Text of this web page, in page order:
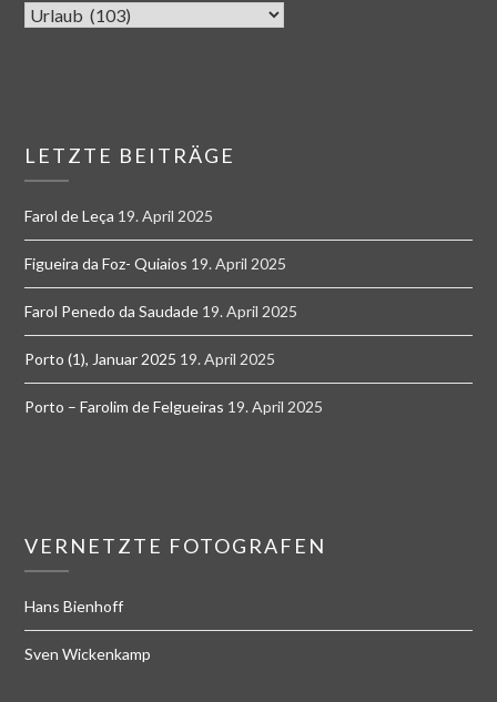
LETZTE BEITRÄGE
Farol de Leça 19. April 2025
Figueira da Foz- Quiaios 19. April 2025
Farol Penedo da Saudade 19. April 2025
Porto (1), Januar 2025 19. April 2025
Porto – Farolim de Felgueiras 19. April 2025
VERNETZTE FOTOGRAFEN
Hans Bienhoff
Sven Wickenkamp